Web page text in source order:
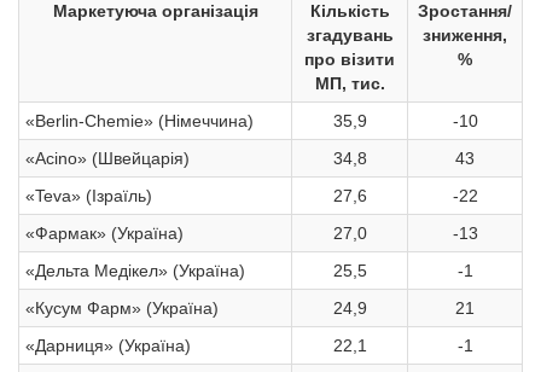
Маркетуюча організація
Кількість
згадувань
про візити
МП, тис.
Зростання/
зниження,
%
«Berlin-Chemie» (Німеччина) 35,9
-10
«Acino» (Швейцарія)
34,8
43
«Teva» (Ізраїль)
27,6
-22
«Фармак» (Україна)
27,0
-13
«Дельта Медікел» (Україна)
25,5
-1
«Кусум Фарм» (Україна)
24,9
21
«Дарниця» (Україна)
22,1
-1